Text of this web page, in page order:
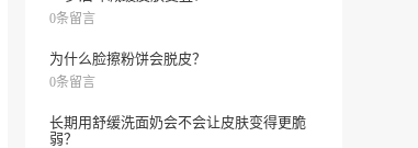
0条留言
为什么脸擦粉饼会脱皮？
0条留言
长期用舒缓洗面奶会不会让皮肤变得更脆
弱？